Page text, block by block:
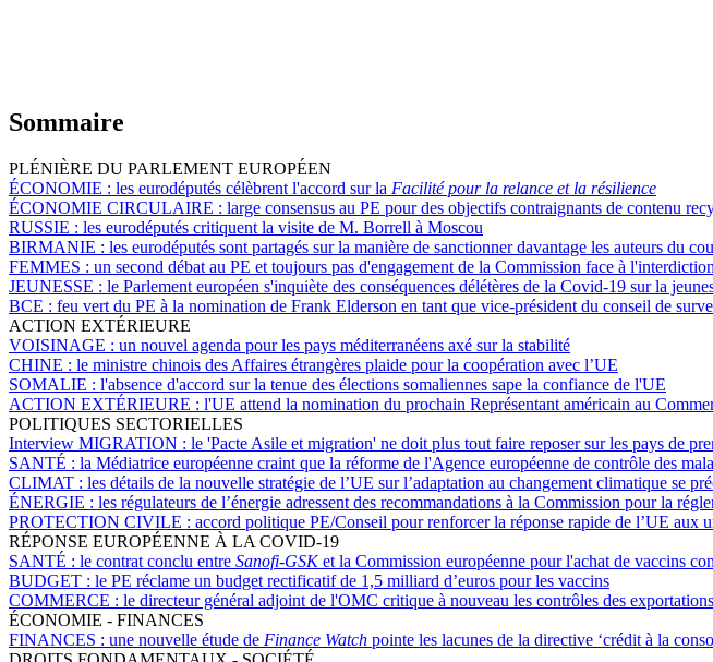
Sommaire
PLÉNIÈRE DU PARLEMENT EUROPÉEN
ÉCONOMIE : les eurodéputés célèbrent l'accord sur la Facilité pour la relance et la résilience
ÉCONOMIE CIRCULAIRE : large consensus au PE pour des objectifs contraignants de contenu
RUSSIE : les eurodéputés critiquent la visite de M. Borrell à Moscou
BIRMANIE : les eurodéputés sont partagés sur la manière de sanctionner davantage les auteurs du
FEMMES : un second débat au PE et toujours pas d'engagement de la Commission face à l'interdiction
JEUNESSE : le Parlement européen s'inquiète des conséquences délétères de la Covid-19 sur la
BCE : feu vert du PE à la nomination de Frank Elderson en tant que vice-président du conseil de
ACTION EXTÉRIEURE
VOISINAGE : un nouvel agenda pour les pays méditerranéens axé sur la stabilité
CHINE : le ministre chinois des Affaires étrangères plaide pour la coopération avec l’UE
SOMALIE : l'absence d'accord sur la tenue des élections somaliennes sape la confiance de l'UE
ACTION EXTÉRIEURE : l'UE attend la nomination du prochain Représentant américain au
POLITIQUES SECTORIELLES
Interview MIGRATION : le 'Pacte Asile et migration' ne doit plus tout faire reposer sur les pays de
SANTÉ : la Médiatrice européenne craint que la réforme de l'Agence européenne de contrôle des
CLIMAT : les détails de la nouvelle stratégie de l’UE sur l’adaptation au changement climatique se
ÉNERGIE : les régulateurs de l’énergie adressent des recommandations à la Commission pour la
PROTECTION CIVILE : accord politique PE/Conseil pour renforcer la réponse rapide de l’UE aux
RÉPONSE EUROPÉENNE À LA COVID-19
SANTÉ : le contrat conclu entre Sanofi-GSKet la Commission européenne pour l'achat de vaccins
BUDGET : le PE réclame un budget rectificatif de 1,5 milliard d’euros pour les vaccins
COMMERCE : le directeur général adjoint de l'OMC critique à nouveau les contrôles des
ÉCONOMIE - FINANCES
FINANCES : une nouvelle étude de Finance Watch pointe les lacunes de la directive ‘crédit à la